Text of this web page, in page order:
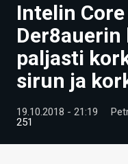
UUTISET
ARTIKKELIT
VIDEOT
TECHBBS
Intelin
paljasti
sirun ja
19.10.2018 - 21:19
251